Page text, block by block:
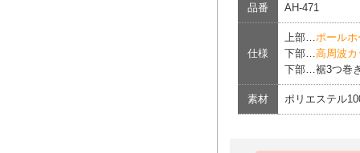
品番 AH-471
仕様
上部… ポール
下部… 高周波
下部…裾3つ巻
素材 ポリエステル